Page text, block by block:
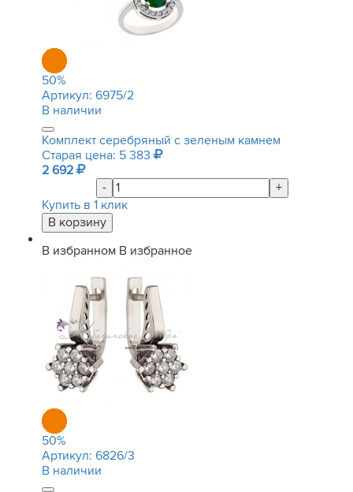
50%
Артикул: 6975/2
В наличии
Комплект серебряный с зеленым камнем
Старая цена: 5 383
2 692
-
+
Купить в 1 клик
В избранном В избранное
50%
Артикул: 6826/3
В наличии